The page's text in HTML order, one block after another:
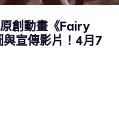
創動畫《Fairy
宣傳影片！4月7